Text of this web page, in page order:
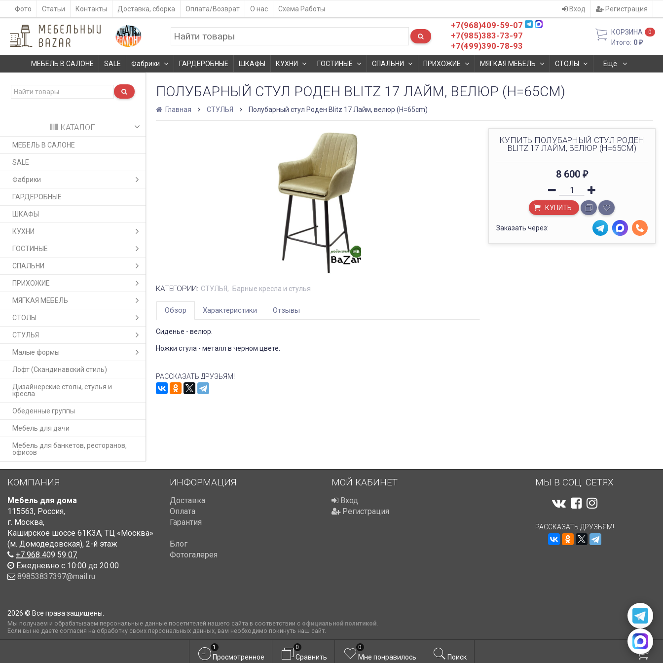
Фото Статьи Контакты Доставка, сборка Оплата/Возврат О нас Схема Работы Вход Регистрация
+7(968)409-59-07
+7(985)383-73-97
+7(499)390-78-93
КОРЗИНА 0
Итого: 0₽
МЕБЕЛЬ В САЛОНЕ SALE Фабрики ГАРДЕРОБНЫЕ ШКАФЫ КУХНИ ГОСТИНЫЕ СПАЛЬНИ ПРИХОЖИЕ МЯГКАЯ МЕБЕЛЬ СТОЛЫ Ещё
КАТАЛОГ
МЕБЕЛЬ В САЛОНЕ
SALE
Фабрики
ГАРДЕРОБНЫЕ
ШКАФЫ
КУХНИ
ГОСТИНЫЕ
СПАЛЬНИ
ПРИХОЖИЕ
МЯГКАЯ МЕБЕЛЬ
СТОЛЫ
СТУЛЬЯ
Малые формы
Лофт (Скандинавский стиль)
Дизайнерские столы, стулья и
кресла
Обеденные группы
Мебель для дачи
Мебель для банкетов, ресторанов,
офисов
ПОЛУБАРНЫЙ СТУЛ РОДЕН BLITZ 17 ЛАЙМ, ВЕЛЮР (H=65CM)
Главная СТУЛЬЯ Полубарный стул Роден Blitz 17 Лайм, велюр (H=65cm)
КУПИТЬ ПОЛУБАРНЫЙ СТУЛ РОДЕН
BLITZ 17 ЛАЙМ, ВЕЛЮР (H=65CM)
8 600 ₽
КУПИТЬ
Заказать через:
КАТЕГОРИИ: СТУЛЬЯ Барные кресла и стулья
Обзор Характеристики Отзывы
Сиденье - велюр.
Ножки стула - металл в черном цвете.
РАССКАЗАТЬ ДРУЗЬЯМ!
КОМПАНИЯ
Мебель для дома
115563, Россия,
г. Москва,
Каширское шоссе 61К3А, ТЦ «Москва»
(м. Домодедовская), 2-й этаж
+7 968 409 59 07
Ежедневно с 10:00 до 20:00
89853837397@mail.ru
ИНФОРМАЦИЯ
Доставка
Оплата
Гарантия
Блог
Фотогалерея
МОЙ КАБИНЕТ
Вход
Регистрация
МЫ В СОЦ. СЕТЯХ
РАССКАЗАТЬ ДРУЗЬЯМ!
2026 © Все права защищены.
Мы получаем и обрабатываем персональные данные посетителей нашего сайта в соответствии с официальной политикой.
Если вы не даете согласия на обработку своих персональных данных, вам необходимо покинуть наш сайт.
Просмотренное
1
Сравнить
0
Мне понравилось
0
Поиск